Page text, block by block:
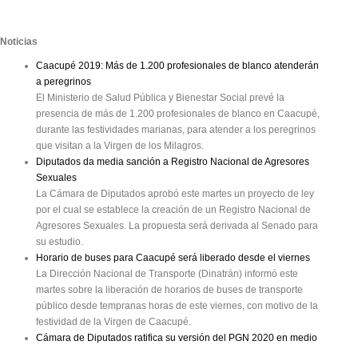
Noticias
Caacupé 2019: Más de 1.200 profesionales de blanco atenderán
a peregrinos
El Ministerio de Salud Pública y Bienestar Social prevé la
presencia de más de 1.200 profesionales de blanco en Caacupé,
durante las festividades marianas, para atender a los peregrinos
que visitan a la Virgen de los Milagros.
Diputados da media sanción a Registro Nacional de Agresores
Sexuales
La Cámara de Diputados aprobó este martes un proyecto de ley
por el cual se establece la creación de un Registro Nacional de
Agresores Sexuales. La propuesta será derivada al Senado para
su estudio.
Horario de buses para Caacupé será liberado desde el viernes
La Dirección Nacional de Transporte (Dinatrán) informó este
martes sobre la liberación de horarios de buses de transporte
público desde tempranas horas de este viernes, con motivo de la
festividad de la Virgen de Caacupé.
Cámara de Diputados ratifica su versión del PGN 2020 en medio